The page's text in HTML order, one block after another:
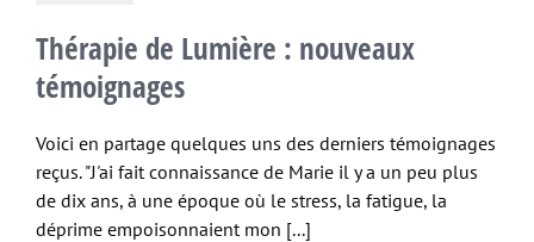
Thérapie de Lumière : nouveaux
témoignages
Voici en partage quelques uns des derniers témoignages
reçus. "J'ai fait connaissance de Marie il y a un peu plus
de dix ans, à une époque où le stress, la fatigue, la
déprime empoisonnaient mon [...]